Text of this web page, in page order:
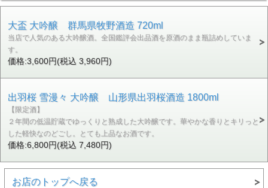
大盃 大吟醸 群馬県牧野酒造 720ml
当店で人気のある大吟醸酒。全国鑑評会出品酒を原酒のまま瓶詰めしていま
す。
価格:3,600円(税込 3,960円)
出羽桜 雪漫々 大吟醸 山形県出羽桜酒造 1800ml
【限定酒】
２年間の低温貯蔵でゆっくりと熟成した大吟醸です。華やかな香りとキリっと
した軽快なのどごし。とても上品なお酒です。
価格:6,800円(税込 7,480円)
お店のトップへ戻る